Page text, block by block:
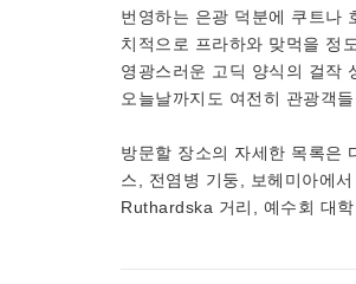
번영하는 은광 덕분에 쿠트나
치적으로 프라하와 맞먹을 정
영광스러운 고딕 양식의 걸작
오늘날까지도 여전히 관광객
방문할 장소의 자세한 목록은
스, 전염병 기둥, 보헤미아에
Ruthardska 거리, 예수회 대